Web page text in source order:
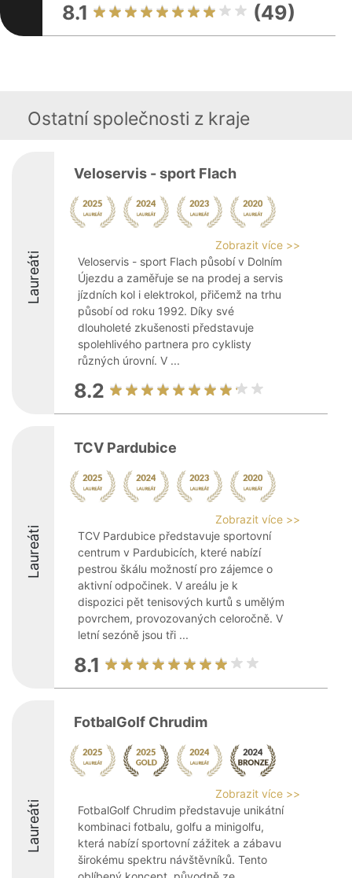
8.1 (49)
Ostatní společnosti z kraje
Laureáti
Veloservis - sport Flach
Zobrazit více >>
Veloservis - sport Flach působí v Dolním
Újezdu a zaměřuje se na prodej a servis
jízdních kol i elektrokol, přičemž na trhu
působí od roku 1992. Díky své
dlouholeté zkušenosti představuje
spolehlivého partnera pro cyklisty
různých úrovní. V ...
8.2
Laureáti
TCV Pardubice
Zobrazit více >>
TCV Pardubice představuje sportovní
centrum v Pardubicích, které nabízí
pestrou škálu možností pro zájemce o
aktivní odpočinek. V areálu je k
dispozici pět tenisových kurtů s umělým
povrchem, provozovaných celoročně. V
letní sezóně jsou tři ...
8.1
Laureáti
FotbalGolf Chrudim
Zobrazit více >>
FotbalGolf Chrudim představuje unikátní
kombinaci fotbalu, golfu a minigolfu,
která nabízí sportovní zážitek a zábavu
širokému spektru návštěvníků. Tento